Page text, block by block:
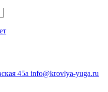
45a info@krovlya-yuga.ru